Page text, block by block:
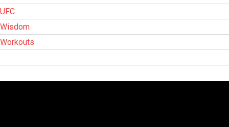
UFC
Wisdom
Workouts